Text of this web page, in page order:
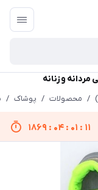
و زنانه
/ محصولات / پوشاک /
1869 : 04 : 01 : 11